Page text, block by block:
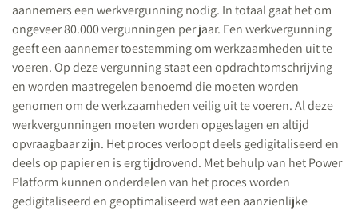
aannemers een werkvergunning nodig. In totaal gaat het om
ongeveer 80.000 vergunningen per jaar. Een werkvergunning
geeft een aannemer toestemming om werkzaamheden uit te
voeren. Op deze vergunning staat een opdrachtomschrijving
en worden maatregelen benoemd die moeten worden
genomen om de werkzaamheden veilig uit te voeren. Al deze
werkvergunningen moeten worden opgeslagen en altijd
opvraagbaar zijn. Het proces verloopt deels gedigitaliseerd en
deels op papier en is erg tijdrovend. Met behulp van het Power
Platform kunnen onderdelen van het proces worden
gedigitaliseerd en geoptimaliseerd wat een aanzienlijke